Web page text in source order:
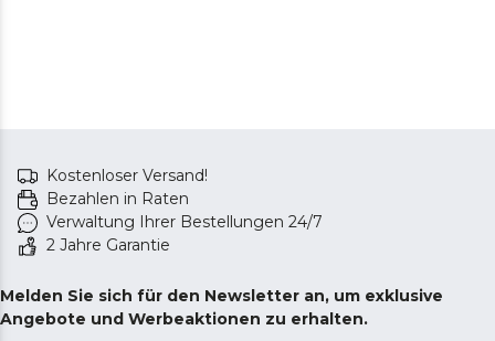
Kostenloser Versand!
Bezahlen in Raten
Verwaltung Ihrer Bestellungen 24/7
2 Jahre Garantie
Melden Sie sich für den Newsletter an, um exklusive
Angebote und Werbeaktionen zu erhalten.